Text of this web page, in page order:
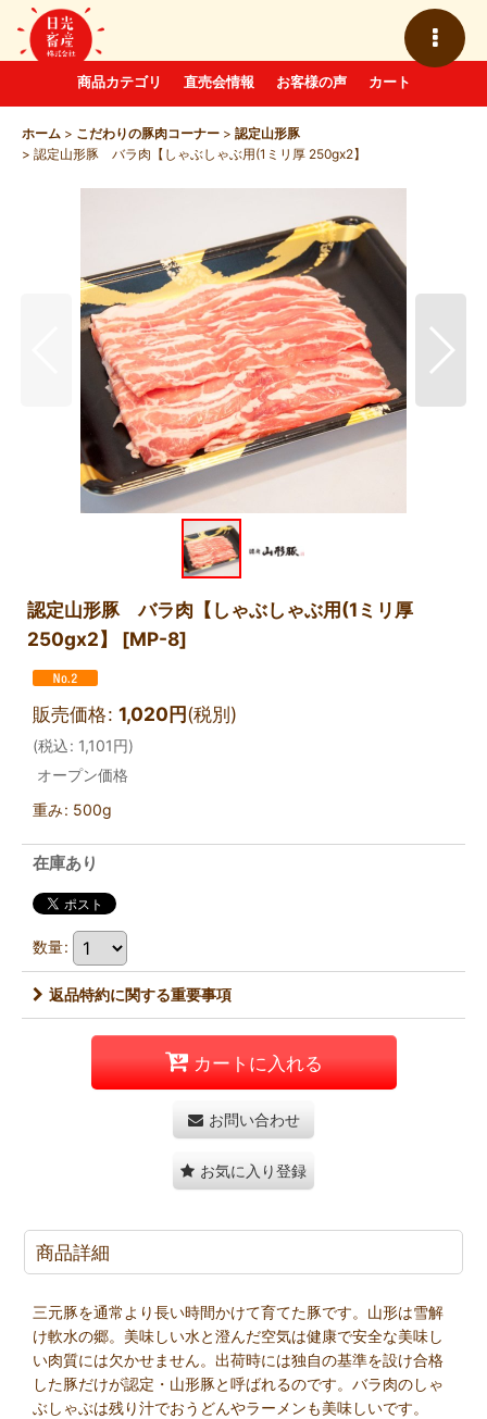
商品カテゴリ 直売会情報 お客様の声 カート
ホーム > こだわりの豚肉コーナー > 認定山形豚
> 認定山形豚 バラ肉【しゃぶしゃぶ用(1ミリ厚 250gx2】
認定山形豚 バラ肉【しゃぶしゃぶ用(1ミリ厚
250gx2】
[MP-8]
販売価格: 1,020円(税別)
(税込: 1,101円)
オープン価格
重み: 500g
在庫あり
数量:
返品特約に関する重要事項
カートに入れる
お問い合わせ
お気に入り登録
商品詳細
三元豚を通常より長い時間かけて育てた豚です。山形は雪解
け軟水の郷。美味しい水と澄んだ空気は健康で安全な美味し
い肉質には欠かせません。出荷時には独自の基準を設け合格
した豚だけが認定・山形豚と呼ばれるのです。バラ肉のしゃ
ぶしゃぶは残り汁でおうどんやラーメンも美味しいです。